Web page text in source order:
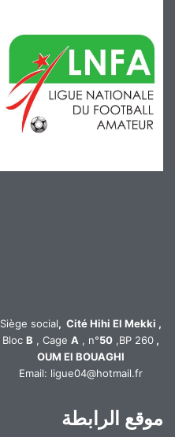
Siège social, Cité Hihi El Mekki ,
Bloc B , Cage A , n°50 ,BP 260 ,
OUM El BOUAGHI
Email: ligue04@hotmail.fr
موقع الرابطة